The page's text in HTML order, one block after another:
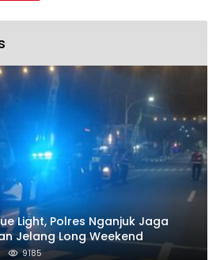
Light, Polres Nganjuk Jaga
Jelang Long Weekend
9185